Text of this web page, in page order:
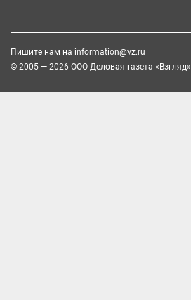
Пишите нам на information@vz.ru
© 2005 — 2026 ООО Деловая газета «Взгляд»